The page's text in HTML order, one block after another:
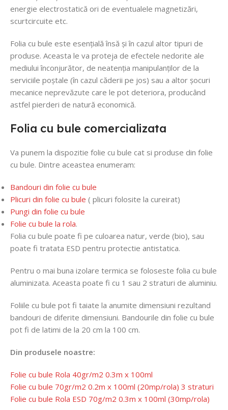
energie electrostatică ori de eventualele magnetizări,
scurtcircuite etc.
Folia cu bule este esențială însă și în cazul altor tipuri de
produse. Aceasta le va proteja de efectele nedorite ale
mediului înconjurător, de neatenția manipulanților de la
serviciile poștale (în cazul căderii pe jos) sau a altor șocuri
mecanice neprevăzute care le pot deteriora, producând
astfel pierderi de natură economică.
Folia cu bule comercializata
Va punem la dispozitie folie cu bule cat si produse din folie
cu bule. Dintre aceastea enumeram:
Bandouri din folie cu bule
Plicuri din folie cu bule ( plicuri folosite la cureirat)
Pungi din folie cu bule
Folie cu bule la rola.
Folia cu bule poate fi pe culoarea natur, verde (bio), sau
poate fi tratata ESD pentru protectie antistatica.
Pentru o mai buna izolare termica se foloseste folia cu bule
aluminizata. Aceasta poate fi cu 1 sau 2 straturi de aluminiu.
Foliile cu bule pot fi taiate la anumite dimensiuni rezultand
bandouri de diferite dimensiuni. Bandourile din folie cu bule
pot fi de latimi de la 20 cm la 100 cm.
Din produsele noastre:
Folie cu bule Rola 40gr/m2 0.3m x 100ml
Folie cu bule 70gr/m2 0.2m x 100ml (20mp/rola) 3 straturi
Folie cu bule Rola ESD 70g/m2 0.3m x 100ml (30mp/rola)